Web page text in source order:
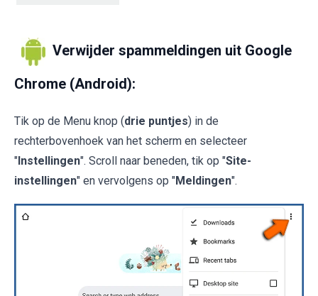
Verwijder spammeldingen uit Google
Chrome (Android):
Tik op de Menu knop (drie puntjes) in de
rechterbovenhoek van het scherm en selecteer
"Instellingen". Scroll naar beneden, tik op "Site-
instellingen" en vervolgens op "Meldingen".